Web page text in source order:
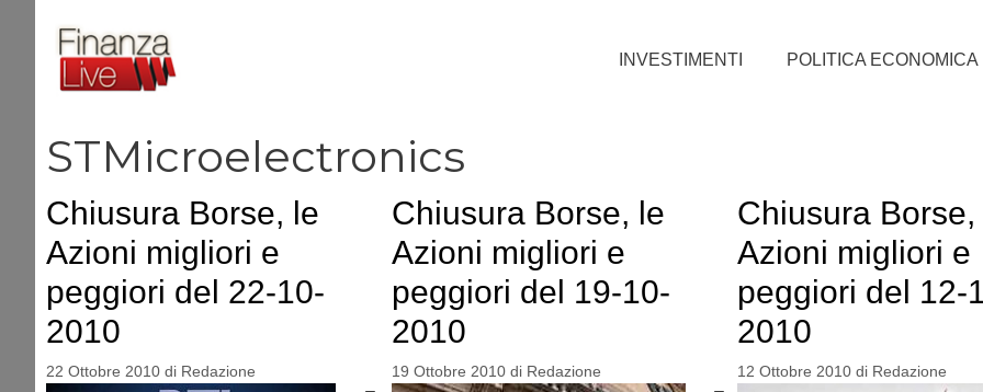
contenuto
INVESTIMENTI POLITICA ECONOMICA
STMicroelectronics
Chiusura Borse, le
Azioni migliori e
peggiori del 22-10-
2010
22 Ottobre 2010 di Redazione
Chiusura Borse, le
Azioni migliori e
peggiori del 19-10-
2010
19 Ottobre 2010 di Redazione
Chiusura Borse,
Azioni migliori e
peggiori del 12-
2010
12 Ottobre 2010 di Redazione